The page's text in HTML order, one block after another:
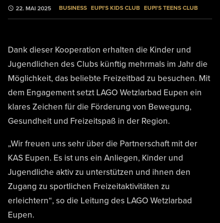
22. MAI 2025 BUSINESS EUPI'S KIDS CLUB EUPI'S TEENS CLUB
Dank dieser Kooperation erhalten die Kinder und
Jugendlichen des Clubs künftig mehrmals im Jahr die
Möglichkeit, das beliebte Freizeitbad zu besuchen. Mit
dem Engagement setzt LAGO Wetzlarbad Eupen ein
klares Zeichen für die Förderung von Bewegung,
Gesundheit und Freizeitspaß in der Region.
„Wir freuen uns sehr über die Partnerschaft mit der
KAS Eupen. Es ist uns ein Anliegen, Kinder und
Jugendliche aktiv zu unterstützen und ihnen den
Zugang zu sportlichen Freizeitaktivitäten zu
erleichtern“, so die Leitung des LAGO Wetzlarbad
Eupen.